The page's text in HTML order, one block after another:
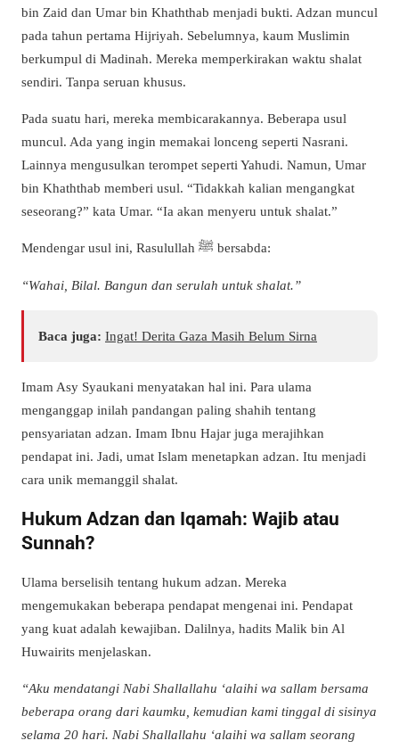
bin Zaid dan Umar bin Khaththab menjadi bukti. Adzan muncul
pada tahun pertama Hijriyah. Sebelumnya, kaum Muslimin
berkumpul di Madinah. Mereka memperkirakan waktu shalat
sendiri. Tanpa seruan khusus.
Pada suatu hari, mereka membicarakannya. Beberapa usul
muncul. Ada yang ingin memakai lonceng seperti Nasrani.
Lainnya mengusulkan terompet seperti Yahudi. Namun, Umar
bin Khaththab memberi usul. “Tidakkah kalian mengangkat
seseorang?” kata Umar. “Ia akan menyeru untuk shalat.”
Mendengar usul ini, Rasulullah ﷺ bersabda:
“Wahai, Bilal. Bangun dan serulah untuk shalat.”
Baca juga: Ingat! Derita Gaza Masih Belum Sirna
Imam Asy Syaukani menyatakan hal ini. Para ulama
menganggap inilah pandangan paling shahih tentang
pensyariatan adzan. Imam Ibnu Hajar juga merajihkan
pendapat ini. Jadi, umat Islam menetapkan adzan. Itu menjadi
cara unik memanggil shalat.
Hukum Adzan dan Iqamah: Wajib atau
Sunnah?
Ulama berselisih tentang hukum adzan. Mereka
mengemukakan beberapa pendapat mengenai ini. Pendapat
yang kuat adalah kewajiban. Dalilnya, hadits Malik bin Al
Huwairits menjelaskan.
“Aku mendatangi Nabi Shallallahu ‘alaihi wa sallam bersama
beberapa orang dari kaumku, kemudian kami tinggal di sisinya
selama 20 hari. Nabi Shallallahu ‘alaihi wa sallam seorang